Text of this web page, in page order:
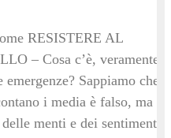
RESISTERE AL
– Cosa c’è, veramente,
Sappiamo che
i media è falso, ma la
menti e dei sentimenti